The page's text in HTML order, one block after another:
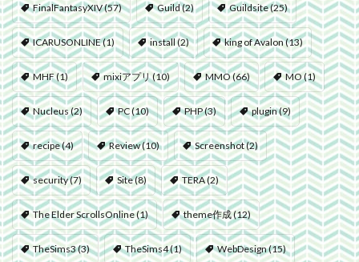
FinalFantasyXIV(57) Guild(2) Guildsite(25)
ICARUSONLINE(1) install(2) king of Avalon(13)
MHF(1) mixiアプリ(10) MMO(66) MO(1)
Nucleus(2) PC(10) PHP(3) plugin(9)
recipe(4) Review(10) Screenshot(2)
security(7) Site(8) TERA(2)
The Elder ScrollsOnline(1) theme作成(12)
TheSims3(3) TheSims4(1) WebDesign(15)